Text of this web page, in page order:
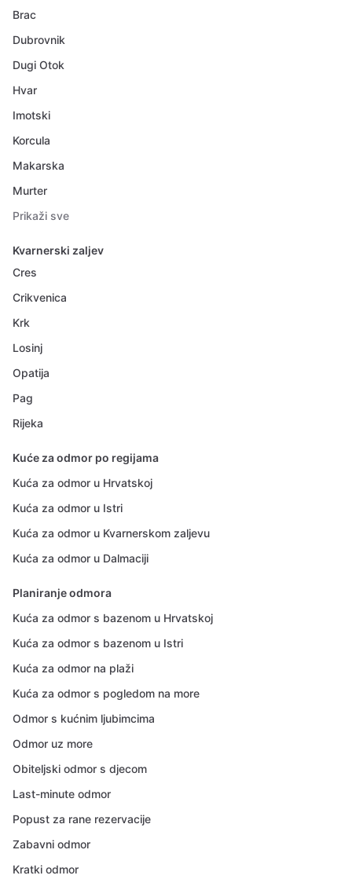
Brac
Dubrovnik
Dugi Otok
Hvar
Imotski
Korcula
Makarska
Murter
Prikaži sve
Kvarnerski zaljev
Cres
Crikvenica
Krk
Losinj
Opatija
Pag
Rijeka
Kuće za odmor po regijama
Kuća za odmor u Hrvatskoj
Kuća za odmor u Istri
Kuća za odmor u Kvarnerskom zaljevu
Kuća za odmor u Dalmaciji
Planiranje odmora
Kuća za odmor s bazenom u Hrvatskoj
Kuća za odmor s bazenom u Istri
Kuća za odmor na plaži
Kuća za odmor s pogledom na more
Odmor s kućnim ljubimcima
Odmor uz more
Obiteljski odmor s djecom
Last-minute odmor
Popust za rane rezervacije
Zabavni odmor
Kratki odmor